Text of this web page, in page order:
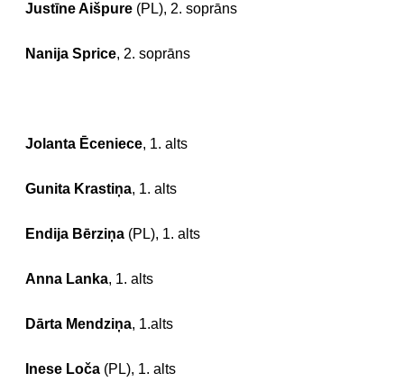
Justīne Aišpure (PL), 2. soprāns
Nanija Sprice, 2. soprāns
Jolanta Ēceniece, 1. alts
Gunita Krastiņa, 1. alts
Endija Bērziņa (PL), 1. alts
Anna Lanka, 1. alts
Dārta Mendziņa, 1.alts
Inese Loča (PL), 1. alts